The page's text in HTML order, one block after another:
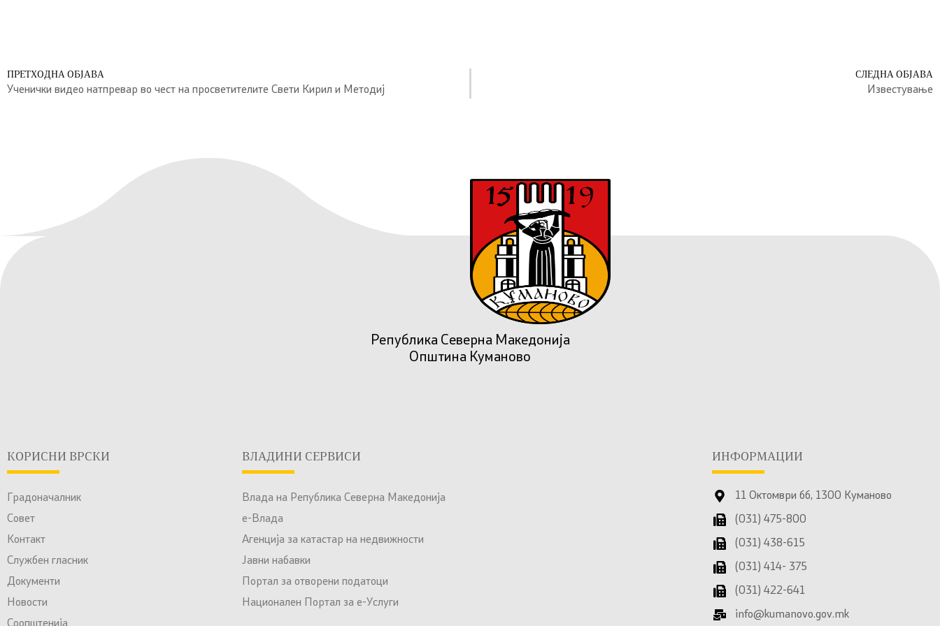
ПРЕТХОДНА ОБЈАВА
Ученички видео натпревар во чест на просветителите Свети Кирил и Методиј
СЛЕДНА ОБЈАВА
Известување
Република Северна Македонија
Општина Куманово
КОРИСНИ ВРСКИ
Градоначалник
Совет
Контакт
Службен гласник
Документи
Новости
ВЛАДИНИ СЕРВИСИ
Влада на Република Северна Македонија
е-Влада
Агенција за катастар на недвижности
Јавни набавки
Портал за отворени податоци
Национален Портал за е-Услуги
ИНФОРМАЦИИ
11 Октомври бб, 1300 Куманово
(031) 475-800
(031) 438-615
(031) 414- 375
(031) 422-641
info@kumanovo.gov.mk